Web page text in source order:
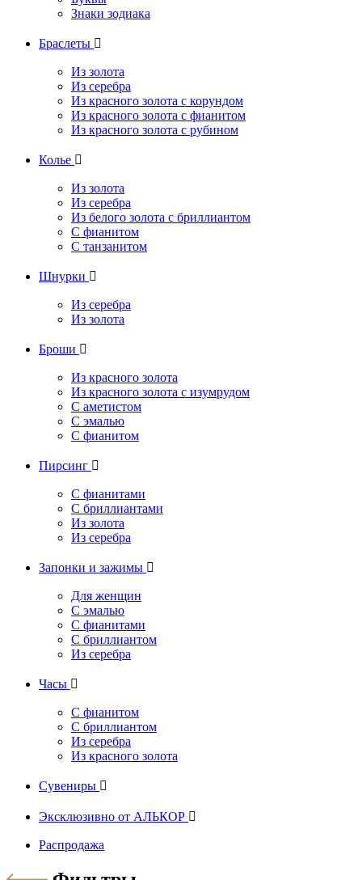
Знаки зодиака
Браслеты 
Из золота
Из серебра
Из красного золота с корундом
Из красного золота с фианитом
Из красного золота с рубином
Колье 
Из золота
Из серебра
Из белого золота с бриллиантом
С фианитом
С танзанитом
Шнурки 
Из серебра
Из золота
Броши 
Из красного золота
Из красного золота с изумрудом
С аметистом
С эмалью
С фианитом
Пирсинг 
С фианитами
С бриллиантами
Из золота
Из серебра
Запонки и зажимы 
Для женщин
С эмалью
С фианитами
С бриллиантом
Из серебра
Часы 
С фианитом
С бриллиантом
Из серебра
Из красного золота
Сувениры 
Эксклюзивно от АЛЬКОР 
Распродажа